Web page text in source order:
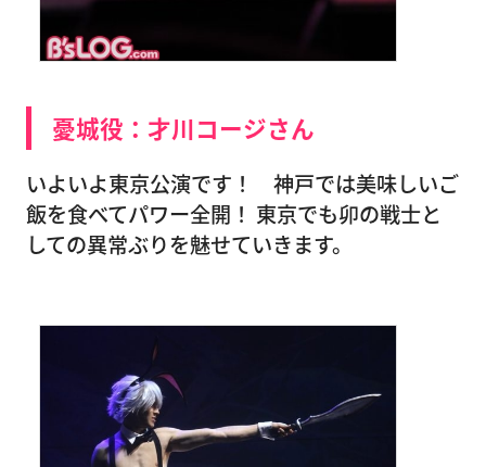
憂城役：才川コージさん
いよいよ東京公演です！ 神戸では美味しいご
飯を食べてパワー全開！ 東京でも卯の戦士と
しての異常ぶりを魅せていきます。